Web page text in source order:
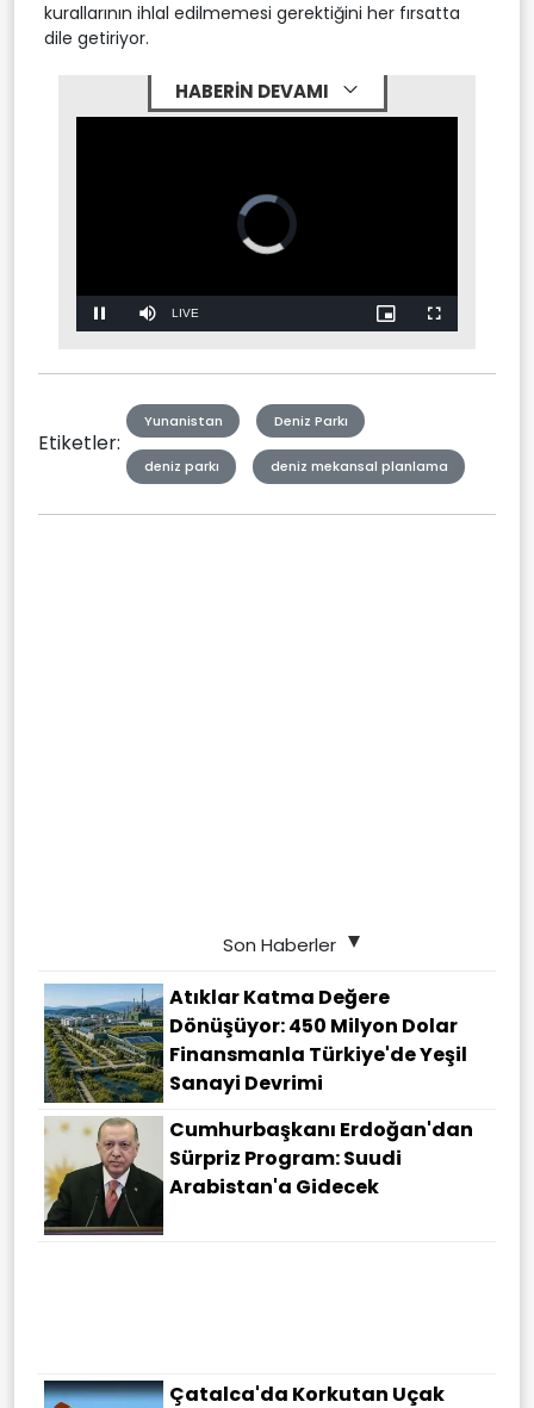
kurallarının ihlal edilmemesi gerektiğini her fırsatta
dile getiriyor.
HABERİN DEVAMI
Video
Player
is
loading.
Pause Mute Stream
LIVE
Picture-
in-
Fullscreen
Etiketler:
Yunanistan Deniz Parkı
deniz parkı deniz mekansal planlama
Son Haberler
Atıklar Katma Değere
Dönüşüyor: 450 Milyon Dolar
Finansmanla Türkiye'de Yeşil
Sanayi Devrimi
Cumhurbaşkanı Erdoğan'dan
Sürpriz Program: Suudi
Arabistan'a Gidecek
Çatalca'da Korkutan Uçak